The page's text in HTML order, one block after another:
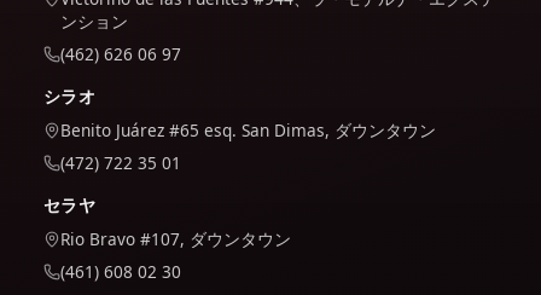
ンション
(462) 626 06 97
シラオ
Benito Juárez #65 esq. San Dimas, ダウンタウン
(472) 722 35 01
セラヤ
Rio Bravo #107, ダウンタウン
(461) 608 02 30